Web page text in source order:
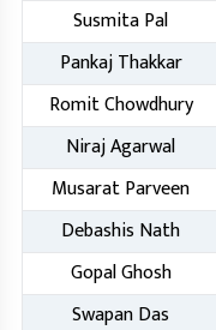
Susmita Pal
Pankaj Thakkar
Romit Chowdhury
Niraj Agarwal
Musarat Parveen
Debashis Nath
Gopal Ghosh
Swapan Das